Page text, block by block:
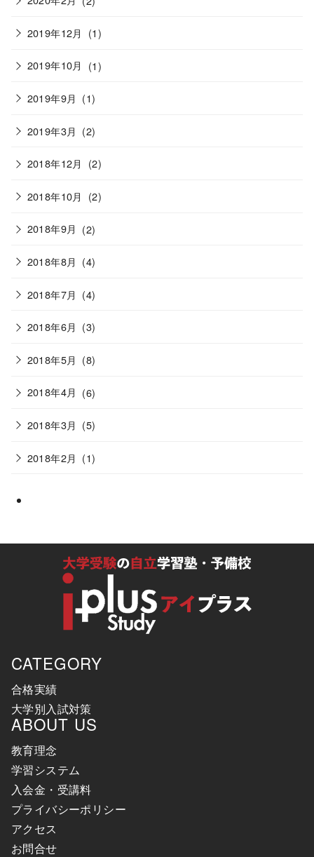
2019年12月 (1)
2019年10月 (1)
2019年9月 (1)
2019年3月 (2)
2018年12月 (2)
2018年10月 (2)
2018年9月 (2)
2018年8月 (4)
2018年7月 (4)
2018年6月 (3)
2018年5月 (8)
2018年4月 (6)
2018年3月 (5)
2018年2月 (1)
CATEGORY
合格実績
大学別入試対策
ABOUT US
教育理念
学習システム
入会金・受講料
プライバシーポリシー
アクセス
お問合せ